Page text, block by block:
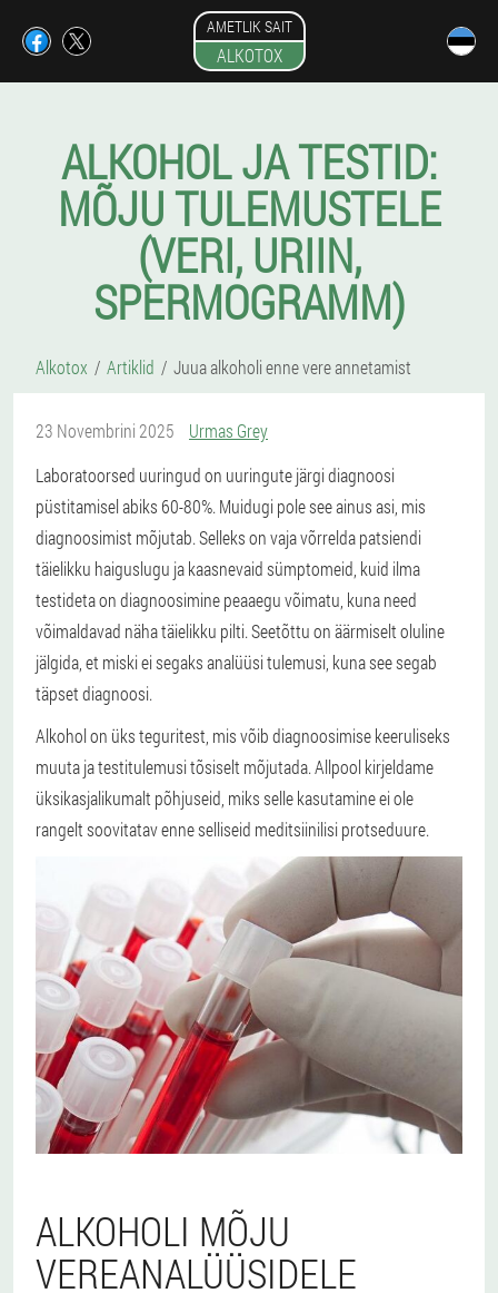
AMETLIK SAIT
ALKOTOX
ALKOHOL JA TESTID:
MÕJU TULEMUSTELE
(VERI, URIIN,
SPERMOGRAMM)
Alkotox Artiklid Juua alkoholi enne vere annetamist
23 Novembrini 2025
Urmas Grey
Laboratoorsed uuringud on uuringute järgi diagnoosi
püstitamisel abiks 60-80%. Muidugi pole see ainus asi, mis
diagnoosimist mõjutab. Selleks on vaja võrrelda patsiendi
täielikku haiguslugu ja kaasnevaid sümptomeid, kuid ilma
testideta on diagnoosimine peaaegu võimatu, kuna need
võimaldavad näha täielikku pilti. Seetõttu on äärmiselt oluline
jälgida, et miski ei segaks analüüsi tulemusi, kuna see segab
täpset diagnoosi.
Alkohol on üks teguritest, mis võib diagnoosimise keeruliseks
muuta ja testitulemusi tõsiselt mõjutada. Allpool kirjeldame
üksikasjalikumalt põhjuseid, miks selle kasutamine ei ole
rangelt soovitatav enne selliseid meditsiinilisi protseduure.
ALKOHOLI MÕJU
VEREANALÜÜSIDELE